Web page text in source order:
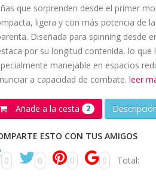
que sorprenden desde el primer
ligera y con más potencia de
Diseñada para spinning desde
por su longitud contenida, lo que
manejable en espacios
a capacidad de combate. leer
Añade a la cesta 2
ESTO CON TUS AMIGOS
0 0 0 0 Total: